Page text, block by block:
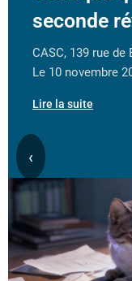
seconde
CASC, 139 rue de
Le 10 novembre
Lire la suite
‹